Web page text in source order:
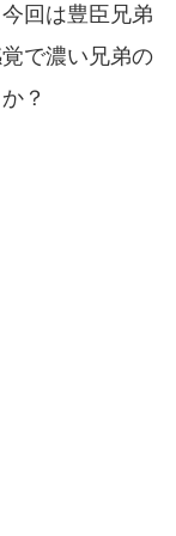
回は豊臣兄弟
で濃い兄弟の
？